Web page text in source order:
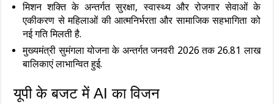
मिशन शक्ति के अन्तर्गत सुरक्षा, स्वास्थ्य और रोजगार सेवाओं के
एकीकरण से महिलाओं की आत्मनिर्भरता और सामाजिक सहभागिता को
नई गति मिलती है.
मुख्यमंत्री सुमंगला योजना के अन्तर्गत जनवरी 2026 तक 26.81 लाख
बालिकाएं लाभान्वित हुई.
यूपी के बजट में AI का विजन